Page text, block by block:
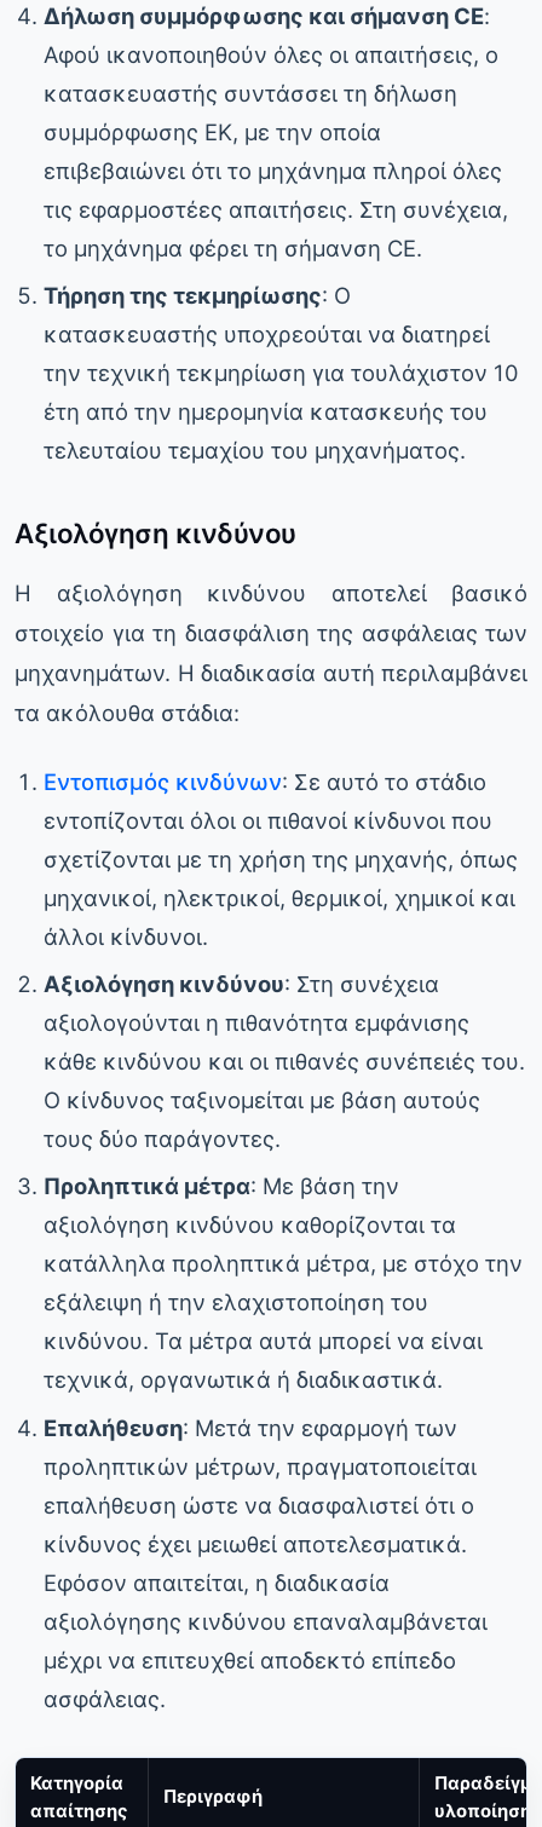
Δήλωση συμμόρφωσης και σήμανση CE:
Αφού ικανοποιηθούν όλες οι απαιτήσεις, ο
κατασκευαστής συντάσσει τη δήλωση
συμμόρφωσης ΕΚ, με την οποία
επιβεβαιώνει ότι το μηχάνημα πληροί όλες
τις εφαρμοστέες απαιτήσεις. Στη συνέχεια,
το μηχάνημα φέρει τη σήμανση CE.
Τήρηση της τεκμηρίωσης: Ο
κατασκευαστής υποχρεούται να διατηρεί
την τεχνική τεκμηρίωση για τουλάχιστον 10
έτη από την ημερομηνία κατασκευής του
τελευταίου τεμαχίου του μηχανήματος.
Αξιολόγηση κινδύνου
Η αξιολόγηση κινδύνου αποτελεί βασικό
στοιχείο για τη διασφάλιση της ασφάλειας των
μηχανημάτων. Η διαδικασία αυτή περιλαμβάνει
τα ακόλουθα στάδια:
Εντοπισμός κινδύνων: Σε αυτό το στάδιο
εντοπίζονται όλοι οι πιθανοί κίνδυνοι που
σχετίζονται με τη χρήση της μηχανής, όπως
μηχανικοί, ηλεκτρικοί, θερμικοί, χημικοί και
άλλοι κίνδυνοι.
Αξιολόγηση κινδύνου: Στη συνέχεια
αξιολογούνται η πιθανότητα εμφάνισης
κάθε κινδύνου και οι πιθανές συνέπειές του.
Ο κίνδυνος ταξινομείται με βάση αυτούς
τους δύο παράγοντες.
Προληπτικά μέτρα: Με βάση την
αξιολόγηση κινδύνου καθορίζονται τα
κατάλληλα προληπτικά μέτρα, με στόχο την
εξάλειψη ή την ελαχιστοποίηση του
κινδύνου. Τα μέτρα αυτά μπορεί να είναι
τεχνικά, οργανωτικά ή διαδικαστικά.
Επαλήθευση: Μετά την εφαρμογή των
προληπτικών μέτρων, πραγματοποιείται
επαλήθευση ώστε να διασφαλιστεί ότι ο
κίνδυνος έχει μειωθεί αποτελεσματικά.
Εφόσον απαιτείται, η διαδικασία
αξιολόγησης κινδύνου επαναλαμβάνεται
μέχρι να επιτευχθεί αποδεκτό επίπεδο
ασφάλειας.
Κατηγορία
απαίτησης
Περιγραφή
υλοποίησης